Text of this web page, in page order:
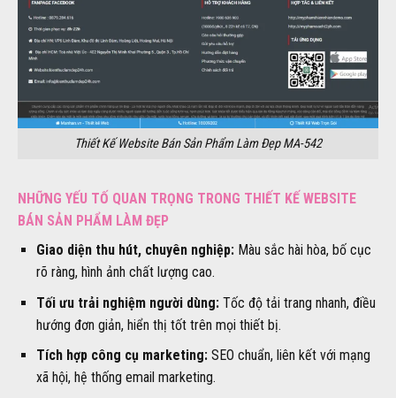
Thiết Kế Website Bán Sản Phẩm Làm Đẹp MA-542
NHỮNG YẾU TỐ QUAN TRỌNG TRONG THIẾT KẾ WEBSITE
BÁN SẢN PHẨM LÀM ĐẸP
Giao diện thu hút, chuyên nghiệp:Màu sắc hài hòa, bố cục
rõ ràng, hình ảnh chất lượng cao.
Tối ưu trải nghiệm người dùng:Tốc độ tải trang nhanh, điều
hướng đơn giản, hiển thị tốt trên mọi thiết bị.
Tích hợp công cụ marketing:SEO chuẩn, liên kết với mạng
xã hội, hệ thống email marketing.